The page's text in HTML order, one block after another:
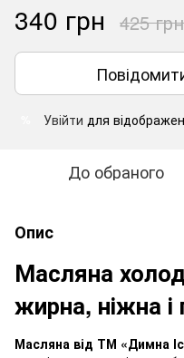
340 грн 425 грн
Увійти для
До обраного
Опис
Масляна
жирна, ніжна і
Масляна від ТМ «Димна